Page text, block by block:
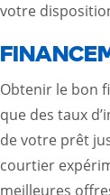
votre
Obtenir le bon
que des taux
de votre prêt
courtier
meilleures